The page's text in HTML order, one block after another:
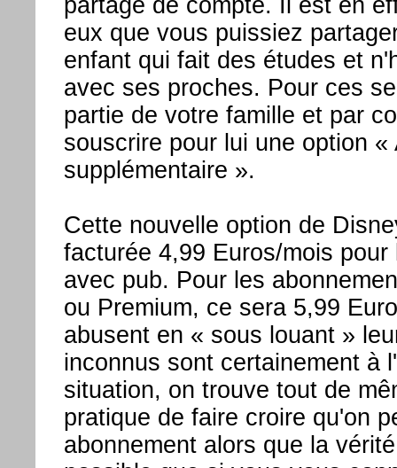
partage de compte. Il est en
eux que vous puissiez
enfant qui fait des études et
avec ses proches. Pour ces
partie de votre famille et par
souscrire pour lui une option «
supplémentaire ».
Cette nouvelle option de
facturée 4,99 Euros/mois
avec pub. Pour les
ou Premium, ce sera 5,99
abusent en « sous louant »
inconnus sont certainement à
situation, on trouve tout de
pratique de faire croire qu'on
abonnement alors que la